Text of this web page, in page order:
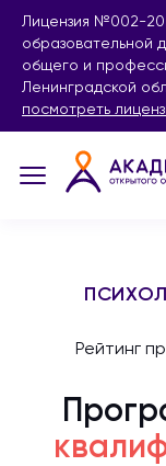
Лицензия №002-
образовательной
общего и
Ленинградской
посмотреть
Рейтинг